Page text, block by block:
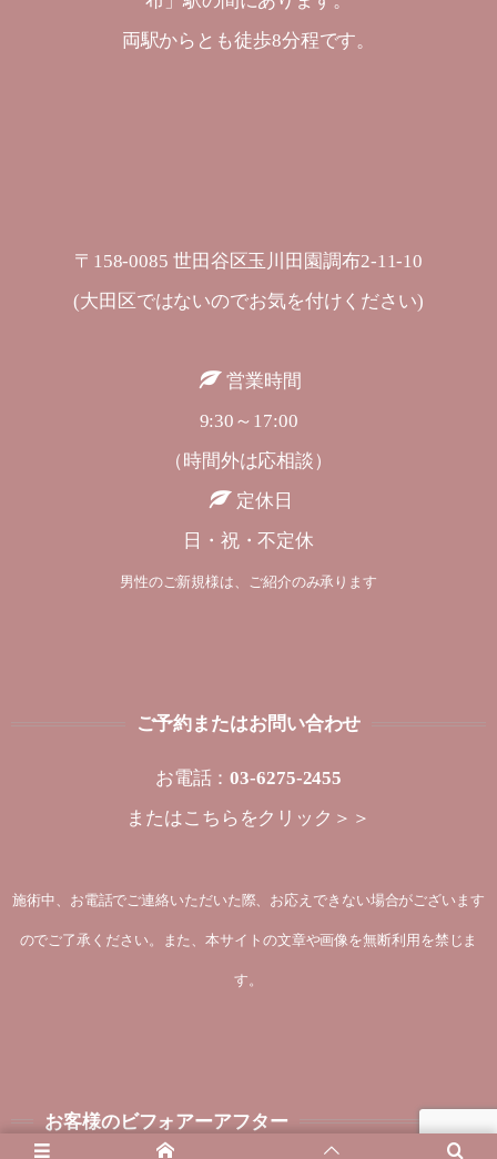
両駅からとも徒歩8分程です。
〒158-0085 世田谷区玉川田園調布2-11-10
(大田区ではないのでお気を付けください)
営業時間
9:30～17:00
（時間外は応相談）
定休日
日・祝・不定休
男性のご新規様は、ご紹介のみ承ります
ご予約またはお問い合わせ
お電話：03-6275-2455
またはこちらをクリック＞＞
施術中、お電話でご連絡いただいた際、お応えできない場合がございます
のでご了承ください。また、本サイトの文章や画像を無断利用を禁じま
す。
お客様のビフォアーアフター